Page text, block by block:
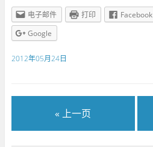
电子邮件
打印 Facebook
Google
2012年05月24日
« 上一页